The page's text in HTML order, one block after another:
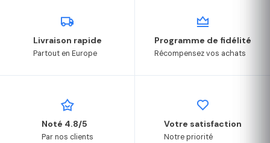
Livraison rapide
Partout en Europe
Programme de fidélité
Récompensez vos achats
Noté 4.8/5
Par nos clients
Votre satisfaction
Notre priorité